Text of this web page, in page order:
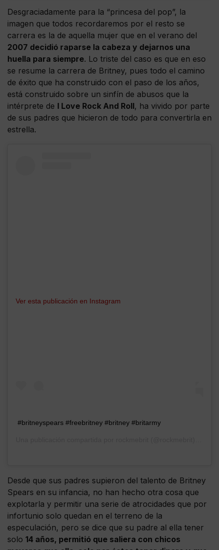
Desgraciadamente para la “princesa del pop”, la
imagen que todos recordaremos por el resto se
carrera es la de aquella mujer que en el verano del
2007 decidió raparse la cabeza y dejarnos una
huella para siempre. Lo triste del caso es que en eso
se resume la carrera de Britney, pues todo el camino
de éxito que ha construido con el paso de los años,
está construido sobre un sinfín de abusos que la
intérprete de I Love Rock And Roll, ha vivido por parte
de sus padres que hicieron de todo para convertirla en
estrella.
Ver esta publicación en Instagram
#britneyspears #freebritney #britney #britarmy
Desde que sus padres supieron del talento de Britney
Spears en su infancia, no han hecho otra cosa que
explotarla y permitir una serie de atrocidades que por
infortunio solo quedan en el terreno de la
especulación, pero se dice que su padre al ella tener
solo 14 años, permitió que saliera con chicos